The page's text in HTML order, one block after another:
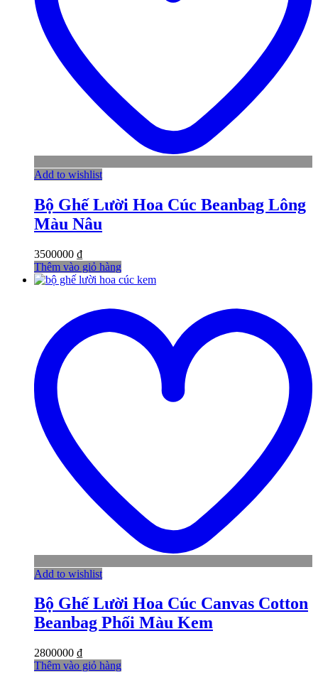
Add to wishlist
Bộ Ghế Lười Hoa Cúc Beanbag Lông
Màu Nâu
3500000 ₫
Thêm vào giỏ hàng
Add to wishlist
Bộ Ghế Lười Hoa Cúc Canvas Cotton
Beanbag Phối Màu Kem
2800000 ₫
Thêm vào giỏ hàng